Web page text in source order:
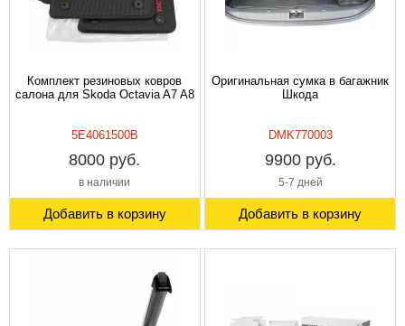
Комплект резиновых ковров
салона для Skoda Octavia A7 A8
5E4061500B
8000 руб.
в наличии
Добавить в корзину
Оригинальная сумка в багажник
Шкода
DMK770003
9900 руб.
5-7 дней
Добавить в корзину